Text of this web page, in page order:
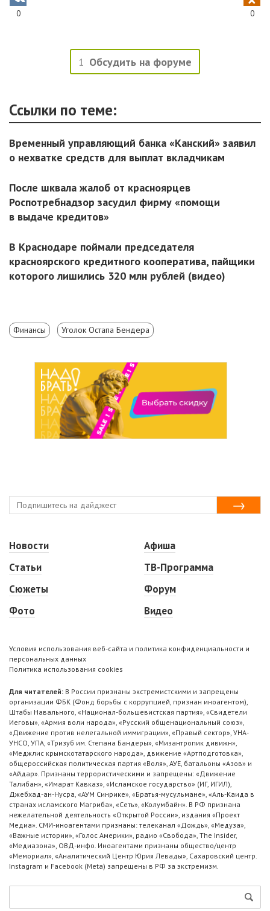
0 0
1 Обсудить на форуме
Ссылки по теме:
Временный управляющий банка «Канский» заявил
о нехватке средств для выплат вкладчикам
После шквала жалоб от красноярцев
Роспотребнадзор засудил фирму «помощи
в выдаче кредитов»
В Краснодаре поймали председателя
красноярского кредитного кооператива, пайщики
которого лишились 320 млн рублей (видео)
Финансы Уголок Остапа Бендера
Новости
Статьи
Сюжеты
Фото
Афиша
ТВ-Программа
Форум
Видео
Условия использования веб-сайта и политика конфиденциальности и
персональных данных
Политика использования cookies
Для читателей: В России признаны экстремистскими и запрещены
организации ФБК (Фонд борьбы с коррупцией, признан иноагентом),
Штабы Навального, «Национал-большевистская партия», «Свидетели
Иеговы», «Армия воли народа», «Русский общенациональный союз»,
«Движение против нелегальной иммиграции», «Правый сектор», УНА-
УНСО, УПА, «Тризуб им. Степана Бандеры», «Мизантропик дивижн»,
«Меджлис крымскотатарского народа», движение «Артподготовка»,
общероссийская политическая партия «Воля», АУЕ, батальоны «Азов» и
«Айдар». Признаны террористическими и запрещены: «Движение
Талибан», «Имарат Кавказ», «Исламское государство» (ИГ, ИГИЛ),
Джебхад-ан-Нусра, «АУМ Синрике», «Братья-мусульмане», «Аль-Каида в
странах исламского Магриба», «Сеть», «Колумбайн». В РФ признана
нежелательной деятельность «Открытой России», издания «Проект
Медиа». СМИ-иноагентами признаны: телеканал «Дождь», «Медуза»,
«Важные истории», «Голос Америки», радио «Свобода», The Insider,
«Медиазона», ОВД-инфо. Иноагентами признаны общество/центр
«Мемориал», «Аналитический Центр Юрия Левады», Сахаровский центр.
Instagram и Facebook (Metа) запрещены в РФ за экстремизм.